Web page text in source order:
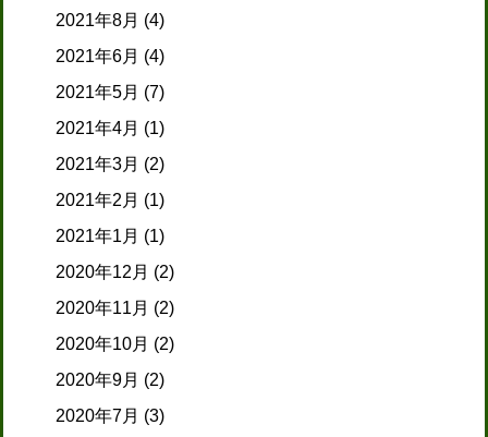
2021年8月 (4)
2021年6月 (4)
2021年5月 (7)
2021年4月 (1)
2021年3月 (2)
2021年2月 (1)
2021年1月 (1)
2020年12月 (2)
2020年11月 (2)
2020年10月 (2)
2020年9月 (2)
2020年7月 (3)